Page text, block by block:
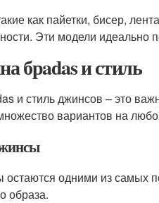
как пайетки, бисер,
Эти модели идеально
брadas и стиль
и стиль джинсов – это
вариантов на
остаются одними из самых
образа.